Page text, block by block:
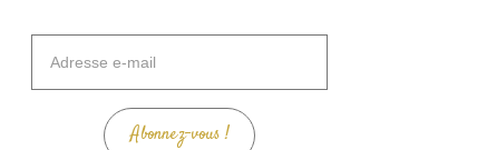
mail
Abonnez-vous !